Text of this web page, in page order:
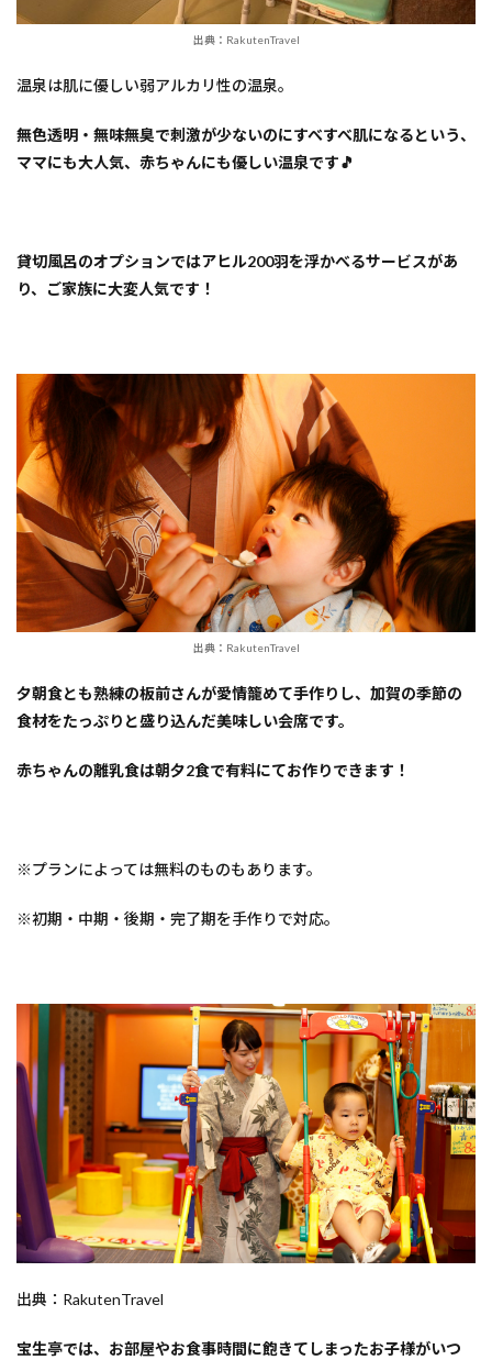
出典：RakutenTravel
温泉は肌に優しい弱アルカリ性の温泉。
無色透明・無味無臭で刺激が少ないのにすべすべ肌になるという、
ママにも大人気、赤ちゃんにも優しい温泉です🎵
貸切風呂のオプションではアヒル200羽を浮かべるサービスがあ
り、ご家族に大変人気です！
出典：RakutenTravel
夕朝食とも熟練の板前さんが愛情籠めて手作りし、加賀の季節の
食材をたっぷりと盛り込んだ美味しい会席です。
赤ちゃんの離乳食は朝夕2食で有料にてお作りできます！
※プランによっては無料のものもあります。
※初期・中期・後期・完了期を手作りで対応。
出典：RakutenTravel
宝生亭では、お部屋やお食事時間に飽きてしまったお子様がいつ